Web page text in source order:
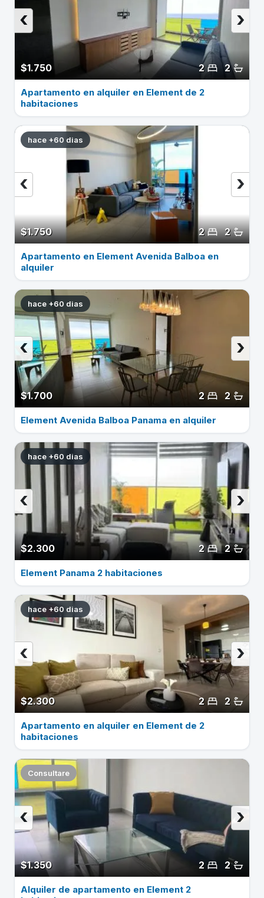
$1.750 2
2
›
‹
Apartamento en alquiler en Element de 2
habitaciones
hace +60 dias
$1.750 2
2
›
‹
Apartamento en Element Avenida Balboa en
alquiler
hace +60 dias
$1.700 2
2
›
‹
Element Avenida Balboa Panama en alquiler
hace +60 dias
$2.300 2
2
›
‹
Element Panama 2 habitaciones
hace +60 dias
$2.300 2
2
›
‹
Apartamento en alquiler en Element de 2
habitaciones
Consultare
$1.350 2
2
›
‹
Alquiler de apartamento en Element 2